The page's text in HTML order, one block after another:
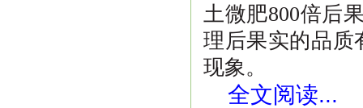
土微肥800倍后
理后果实的品质
现象。
全文阅读...